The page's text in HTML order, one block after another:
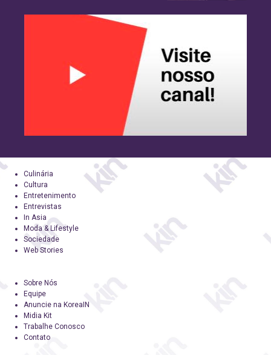
Culinária
Cultura
Entretenimento
Entrevistas
In Asia
Moda & Lifestyle
Sociedade
Web Stories
Sobre Nós
Equipe
Anuncie na KoreaIN
Midia Kit
Trabalhe Conosco
Contato